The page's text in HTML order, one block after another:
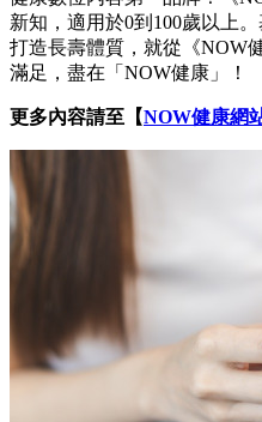
新知，適用於0到100歲以上
打造長壽體質，就從《NOW
滿足，盡在「NOW健康」！
更多內容請至【NOW健康網